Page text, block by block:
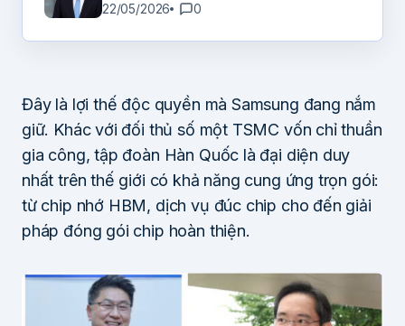
22/05/2026 0
Đây là lợi thế độc quyền mà Samsung đang nắm
giữ. Khác với đối thủ số một TSMC vốn chỉ thuần
gia công, tập đoàn Hàn Quốc là đại diện duy
nhất trên thế giới có khả năng cung ứng trọn gói:
từ chip nhớ HBM, dịch vụ đúc chip cho đến giải
pháp đóng gói chip hoàn thiện.